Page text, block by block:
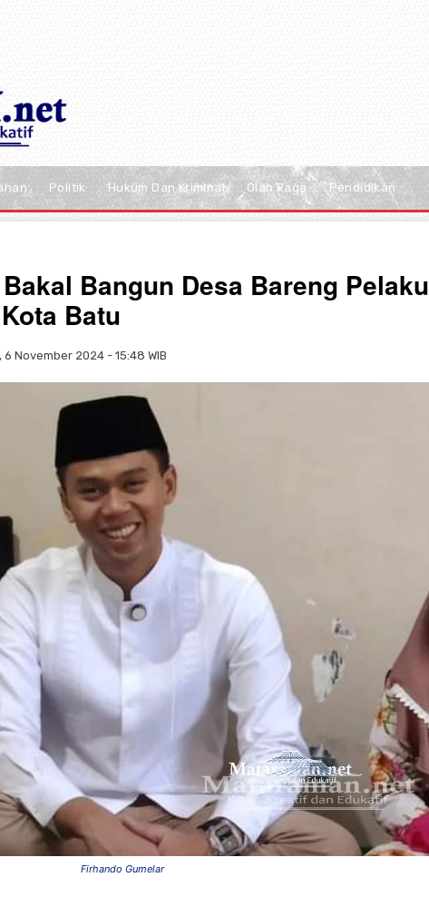
Politik Hukum Dan Kriminal Olah Raga Pendidikan
Bangun Desa Bareng Pelaku
Batu
6 November 2024 - 15:48 WIB
Firhando Gumelar